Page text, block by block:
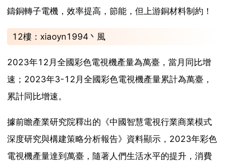
鑄銅轉子電機，效率提高，節能，但上游銅材料制約！
12樓：xiaoyn1994丶風
2023年12月全國彩色電視機產量為萬臺，當月同比增
速；2023年3-12月全國彩色電視機產量累計為萬臺，
累計同比增速。
據前瞻產業研究院釋出的《中國智慧電視行業商業模式
深度研究與構建策略分析報告》資料顯示，2023年彩色
電視機產量達到萬臺，隨著人們生活水平的提升，消費